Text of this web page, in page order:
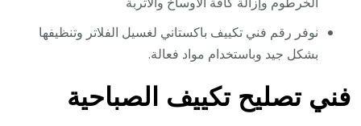
نوفر رقم فني تكييف باكستاني لغسيل الفلاتر وتنظيفها
بشكل جيد وباستخدام مواد فعالة.
فني تصليح تكييف الصباحية